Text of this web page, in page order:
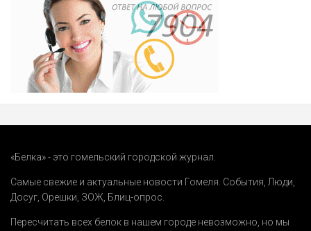
«Белка» - это гомельский городской журнал.
Самые свежие и актуальные новости Гомеля. События,Люди,
Досуг, Орешки, ЗОЖ, Блиц-опрос.
Пересчитать всех белок в нашем городе невозможно, но мы